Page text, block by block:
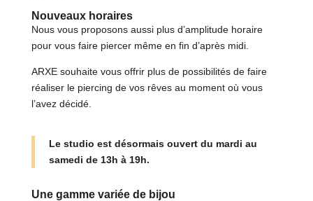
Nouveaux horaires
Nous vous proposons aussi plus d’amplitude horaire
pour vous faire piercer même en fin d’après midi.
ARXE souhaite vous offrir plus de possibilités de faire
réaliser le piercing de vos rêves au moment où vous
l’avez décidé.
Le studio est désormais ouvert du mardi au
samedi de 13h à 19h.
Une gamme variée de bijou